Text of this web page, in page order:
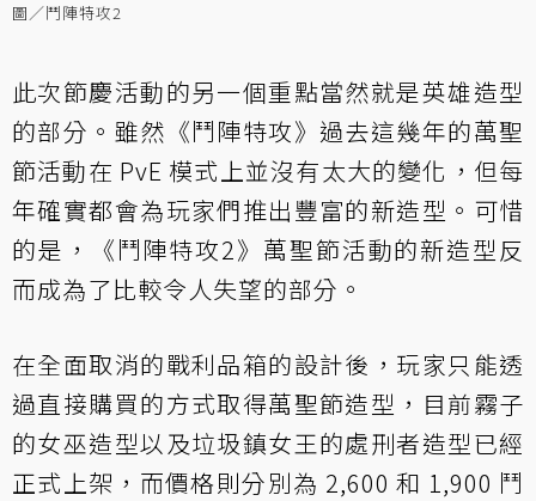
圖／鬥陣特攻2
此次節慶活動的另一個重點當然就是英雄造型
的部分。雖然《鬥陣特攻》過去這幾年的萬聖
節活動在 PvE 模式上並沒有太大的變化，但每
年確實都會為玩家們推出豐富的新造型。可惜
的是，《鬥陣特攻2》萬聖節活動的新造型反
而成為了比較令人失望的部分。
在全面取消的戰利品箱的設計後，玩家只能透
過直接購買的方式取得萬聖節造型，目前霧子
的女巫造型以及垃圾鎮女王的處刑者造型已經
正式上架，而價格則分別為 2,600 和 1,900 鬥